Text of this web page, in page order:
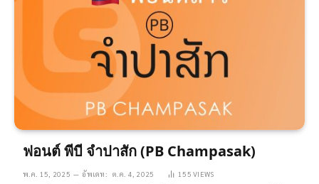
ฟอนต์ พีบี จำปาสัก (PB Champasak)
พ.ค. 15, 2025 อัพเดท: ต.ค. 4, 2025 155VIEWS